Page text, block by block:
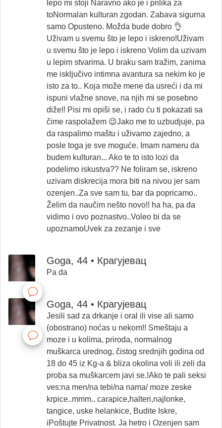
lepo mi stoji Naravno ako je i prilika za
toNormalan kulturan zgodan. Zabava sigurna
samo Opusteno. Možda bude dobro 👌
Uživam u svemu što je lepo i iskreno!Uživam
u svemu što je lepo i iskreno Volim da uzivam
u lepim stvarima. U braku sam tražim, zanima
me isključivo intimna avantura sa nekim ko je
isto za to.. Koja može mene da usreći i da mi
ispuni vlažne snove, na njih mi se posebno
diže!! Pisi mi opiši se, i rado ću ti pokazati sa
čime raspolažem 😉Jako me to uzbudjuje, pa
da raspalimo maštu i uživamo zajedno, a
posle toga je sve moguće. Imam nameru da
budem kulturan... Ako te to isto lozi da
podelimo iskustva?? Ne foliram se, iskreno
uzivam diskrecija mora biti na nivou jer sam
ozenjen..Za sve sam tu, bar da popricamo..
Želim da naučim nešto novo!! ha ha, pa da
vidimo i ovo poznastvo..Voleo bi da se
upoznamoUvek za zezanje i sve
Goga, 44 • Крагујевац
Pa da
Goga, 44 • Крагујевац
Jesili sad za drkanje i oral ili vise ali samo
(obostrano) noćas u nekom!! Smeštaju a
moze i u kolima, priroda, normalnog
muškarca urednog, čistog srednjih godina od
18 do 45 iz Kg-a & bliza okolina voli ili zeli da
proba sa muškarcem javi se.!Ako te pali seksi
ves:na men/na tebi/na nama/ moze zeske
krpice..mmm.. carapice,halteri,najlonke,
tangice, uske helankice, Budite Iskre,
iPoštujte Privatnost. Ja hetro i Ozenjen sam